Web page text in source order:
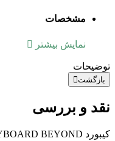
مشخصات
نمایش بیشتر
توضیحات
بازگشت
نقد و بررسی
کیبورد KEYBOARD BEYOND مدل BK-2350